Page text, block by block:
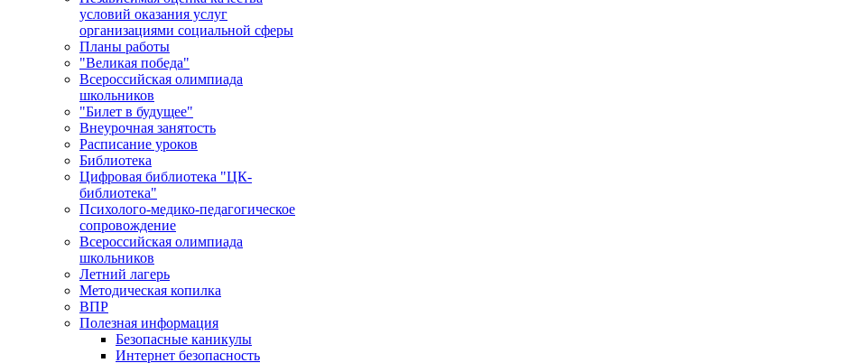
условий оказания услуг
организациями социальной сферы
Планы работы
"Великая победа"
Всероссийская олимпиада
школьников
"Билет в будущее"
Внеурочная занятость
Расписание уроков
Библиотека
Цифровая библиотека "ЦК-
библиотека"
Психолого-медико-педагогическое
сопровождение
Всероссийская олимпиада
школьников
Летний лагерь
Методическая копилка
ВПР
Полезная информация
Безопасные каникулы
Интернет безопасность